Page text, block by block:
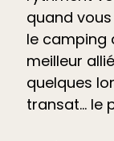
quand vous
le camping
meilleur allié
quelques
transat… le